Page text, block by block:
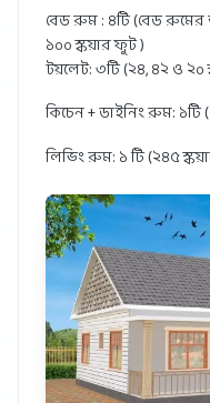
বেড রুম : ৪টি (বেড
১০০ স্কয়ার ফুট )
টয়লেট: ৩টি (২৪, ৪২ ও ২০
কিচেন + ডাইনিং রুম: ১টি
লিভিং রুম: ১ টি (২৪৫